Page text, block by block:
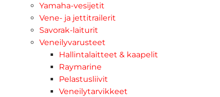
Yamaha-vesijetit
Vene- ja jettitrailerit
Savorak-laiturit
Veneilyvarusteet
Hallintalaitteet & kaapelit
Raymarine
Pelastusliivit
Veneilytarvikkeet